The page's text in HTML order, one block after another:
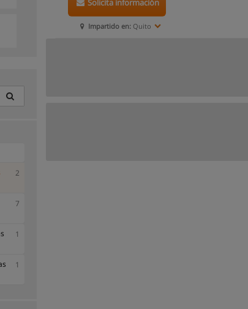
Impartido en: Quito
Solicita información
2
7
1
1